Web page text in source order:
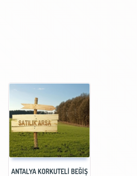
ANTALYA KORKUTELI BEĞİŞ